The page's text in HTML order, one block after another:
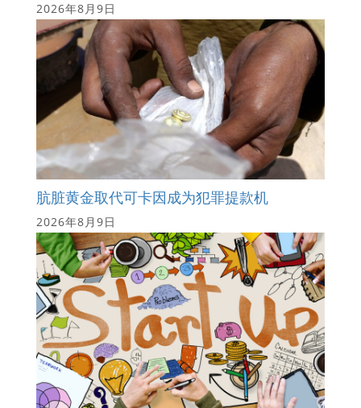
2026年8月9日
肮脏黄金取代可卡因成为犯罪提款机
2026年8月9日